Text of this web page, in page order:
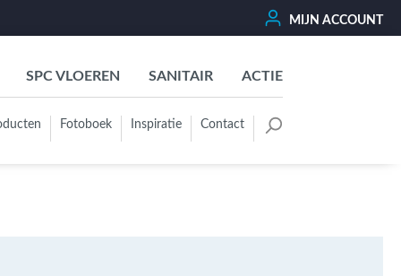
MIJN ACCOUNT
SPC VLOEREN SANITAIR ACTIE
Fotoboek Inspiratie Contact